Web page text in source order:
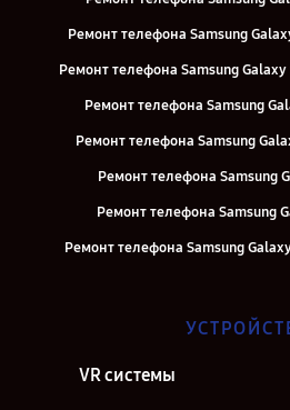
Ремонт телефона Samsung
Ремонт телефона Samsung
Ремонт телефона Samsung
Ремонт телефона Samsung
Ремонт телефона Samsung
Ремонт телефона Samsung
Ремонт телефона Samsung
VR системы